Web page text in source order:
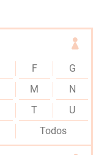
F
G
M
N
T
U
Todos